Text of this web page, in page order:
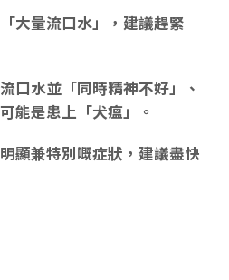
大量流口水」，建議趕緊
口水並「同時精神不好」、
能是患上「犬瘟」。
顯兼特別嘅症狀 ，建議盡快